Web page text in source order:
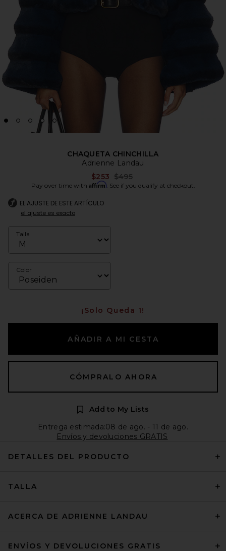
CHAQUETA CHINCHILLA
Adrienne Landau
$253 Previous price:
$495
Pay over time with Affirm. See if you qualify at checkout.
EL AJUSTE DE ESTE ARTÍCULO
el ajuste es exacto
Talla
Color
¡Solo Queda 1!
AÑADIR A MI CESTA
CÓMPRALO AHORA
Add to My Lists
Entrega estimada:08 de ago. - 11 de ago.
Envíos y devoluciones GRATIS
DETALLES DEL PRODUCTO
TALLA
ACERCA DE ADRIENNE LANDAU
ENVÍOS Y DEVOLUCIONES GRATIS